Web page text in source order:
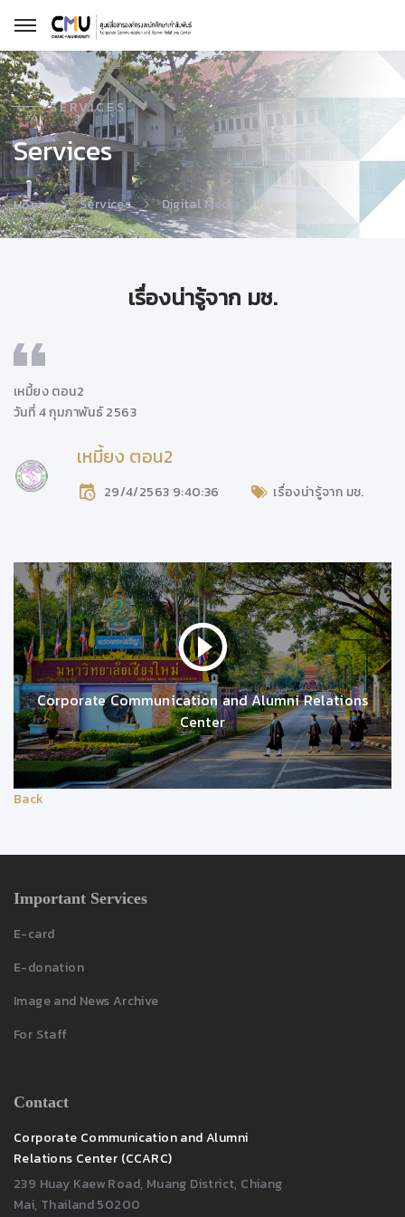
SERVICES
Services
Home Services Digital Media
เรื่องน่ารู้จาก มช.
เหมี้ยง ตอน2
วันที่ 4 กุมภาพันธ์ 2563
เหมี้ยง ตอน2
29/4/2563 9:40:36 เรื่องน่ารู้จาก มช.
Corporate Communication and Alumni Relations
Center
Back
Important Services
E-card
E-donation
Image and News Archive
For Staff
Contact
Corporate Communication and Alumni
Relations Center (CCARC)
239 Huay Kaew Road, Muang District, Chiang
Mai, Thailand 50200